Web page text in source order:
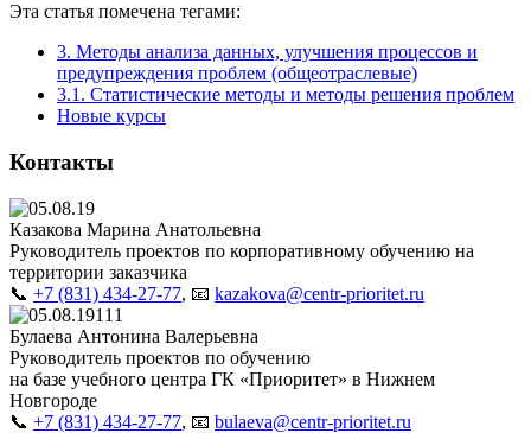
Эта статья помечена тегами:
3. Методы анализа данных, улучшения процессов и
предупреждения проблем (общеотраслевые)
3.1. Статистические методы и методы решения проблем
Новые курсы
Контакты
Казакова Марина Анатольевна
Руководитель проектов по корпоративному обучению на
территории заказчика
📞 +7 (831) 434-27-77, 📧 kazakova@centr-prioritet.ru
Булаева Антонина Валерьевна
Руководитель проектов по обучению
на базе учебного центра ГК «Приоритет» в Нижнем
Новгороде
📞 +7 (831) 434-27-77, 📧 bulaeva@centr-prioritet.ru